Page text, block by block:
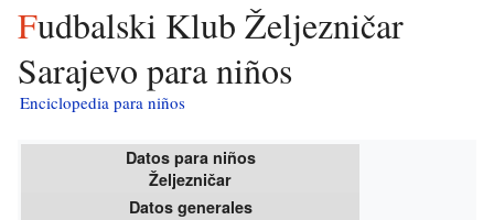
Fudbalski Klub Željezničar
Sarajevo para niños
Enciclopedia para niños
Datos para niños
Željezničar
Datos generales